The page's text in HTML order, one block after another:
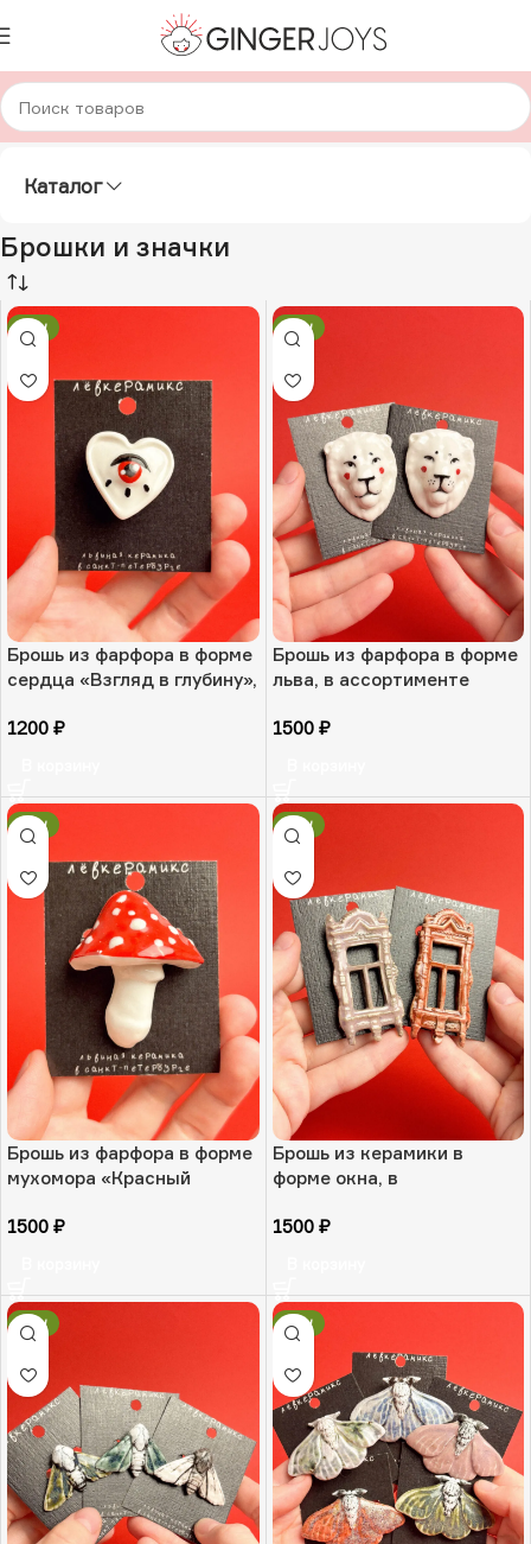
Главная Украшения Брошки и значки Страница 2
Каталог
Брошки и значки
NEW
Брошь из фарфора в форме
сердца «Взгляд в глубину»,
1200 ₽
NEW
Брошь из фарфора в форме
льва, в ассортименте
1500 ₽
NEW
Брошь из фарфора в форме
мухомора «Красный
1500 ₽
NEW
Брошь из керамики в
форме окна, в
«Старорусский дух», РФ
1500 ₽
NEW NEW